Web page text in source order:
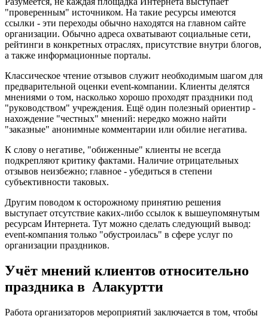
"проверенным" источником. На такие ресурсы имеются
ссылки - эти переходы обычно находятся на главном сайте
организации. Обычно адреса охватывают социальные сети,
рейтинги в конкретных отраслях, присутствие внутри блогов,
а также информационные порталы.
Классическое чтение отзывов служит необходимым шагом для
предварительной оценки event-компании. Клиенты делятся
мнениями о том, насколько хорошо проходят праздники под
"руководством" учреждения. Ещё один полезный ориентир -
нахождение "честных" мнений: нередко можно найти
"заказные" анонимные комментарии или обилие негатива.
К слову о негативе, "обиженные" клиенты не всегда
подкрепляют критику фактами. Наличие отрицательных
отзывов неизбежно; главное - убедиться в степени
субъективности таковых.
Другим поводом к осторожному принятию решения
выступает отсутствие каких-либо ссылок к вышеупомянутым
ресурсам Интернета. Тут можно сделать следующий вывод:
event-компания только "обустроилась" в сфере услуг по
организации праздников.
Учёт мнений клиентов относительно
праздника в Алакуртти
Работа организаторов мероприятий заключается в том, чтобы